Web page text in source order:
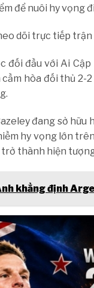
để nuôi hy vọng
dõi trực tiếp
đối đầu với Ai
hòa đối thủ
đang sở
hy vọng lớn
thành hiện
khẳng định